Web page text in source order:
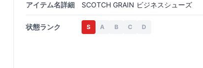
アイテム名詳細 SCOTCH GRAIN ビジネスシューズ
状態ランク S A B C D